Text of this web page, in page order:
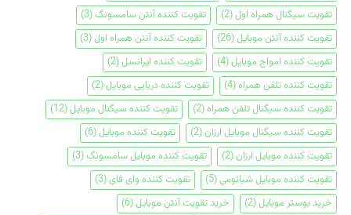
تقویت سیگنال همراه اول(2) تقویت کننده آنتن سامسونگ(3)
تقویت کننده آنتن موبایل(26) تقویت کننده آنتن همراه اول(3)
تقویت کننده امواج موبایل(4) تقویت کننده ایرانسل(2)
تقویت کننده تلفن همراه(4) تقویت کننده دریایی موبایل(2)
تقویت کننده سیگنال تلفن همراه(2) تقویت کننده سیگنال موبایل(12)
تقویت کننده سیگنال موبایل ارزان(2) تقویت کننده موبایل(6)
تقویت کننده موبایل ارزان(2) تقویت کننده موبایل سامسونگ(3)
تقویت کننده موبایل شیائومی(5) تقویت کننده وای فای(3)
خرید بوستر موبایل(2) خرید تقویت آنتن موبایل(6)